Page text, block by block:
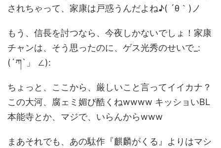
されちゃって、家康は戸惑うんだよね♪( ´θ｀)ノ
もう、信長を討つなら、今夜しかないでしょ！家康
チャンは、そう思ったのに、ゲス光秀のせいで_:
(´ཀ`」 ∠):
ちょっと、ここから、厳しいこと言ってイイカナ？
この大河、腐ェミ媚び酷くねwwww キッショいBL
本能寺とか、マジで、いらんからwww
まあそれでも、あの駄作『麒麟がくる』よりはマシ